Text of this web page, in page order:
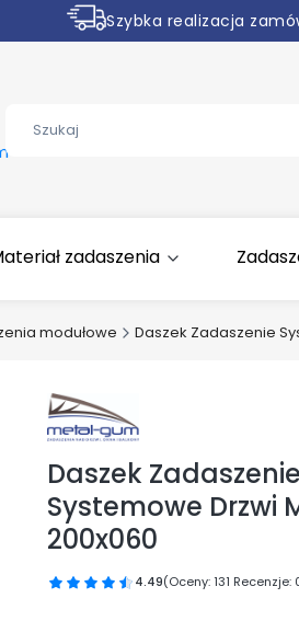
Szybka realizacja
zadaszenia
modułowe Daszek Zadaszenie
Daszek Zadaszenie
Systemowe Drzwi
200x060
4.49(Oceny: 131 Recenzje:
Przejdź do sekcji